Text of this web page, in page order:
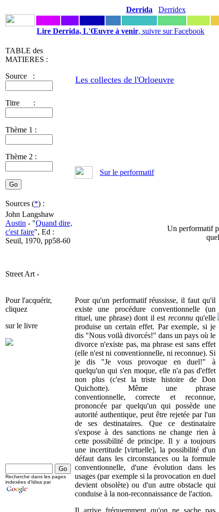
Derrida Derridex
Lire Derrida, L'Œuvre à venir, suivre sur Facebook
TABLE des
MATIERES :
Source :
Titre :
Thème 1 :
Thème 2 :
Les collectes de l'Orloeuvre
Sur le performatif
Sources (*) :
John Langshaw
Austin - "Quand dire,
c'est faire", Ed :
Seuil, 1970, pp58-60
Street Art -
Un performatif
Pour l'acquérir,
cliquez
sur le livre
Pour qu'un performatif réussisse, il faut qu'il
existe une procédure conventionnelle (un
rituel, une phrase) dont il est reconnuqu'elle
produise un certain effet. Par exemple, si je
dis "Nous voilà divorcés!" dans un pays où le
divorce n'existe pas, ma phrase est sans effet
(elle n'est ni conventionnelle, ni reconnue). Si
je dis "Je vous provoque en duel!" à
quelqu'un qui s'en moque, elle n'a pas d'effet
non plus (c'est la triste histoire de Don
Quichotte). Même une phrase
conventionnelle, correcte et reconnue,
prononcée par quelqu'un qui possède une
autorité authentique, peut être rejetée par l'un
de ses destinataires. Que ce destinataire
s'expose à des sanctions ne change rien à
cette possibilité de principe. Il y a toujours
une incertitude [virtuelle], la possibilité d'un
défaut dans les circonstances ou la formule
conventionnelle, d'une évolution dans les
usages (par exemple si la provocation en duel
devient obsolète) ou d'un autre obstacle qui
conduise à la non-reconnaissance de l'action.
Il arrive fréquemment qu'on ne sache pas
Recherche dans les pages
indexées d'Idixa par